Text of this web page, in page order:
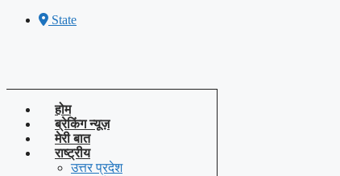
State
होम
ब्रेकिंग न्यूज़
मेरी बात
राष्ट्रीय
उत्तर प्रदेश